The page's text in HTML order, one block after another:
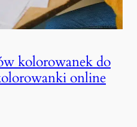
kolorowanek do
online